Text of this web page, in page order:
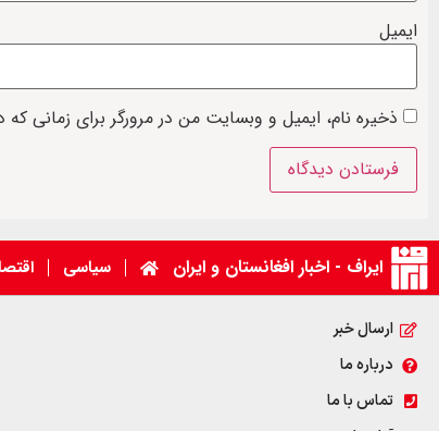
ایمیل
ذخیره نام، ایمیل و وبسایت من در مرورگر برای زمانی
ایراف - اخبار افغانستان و ایران سیاسی
ارسال خبر
درباره ما
تماس با ما